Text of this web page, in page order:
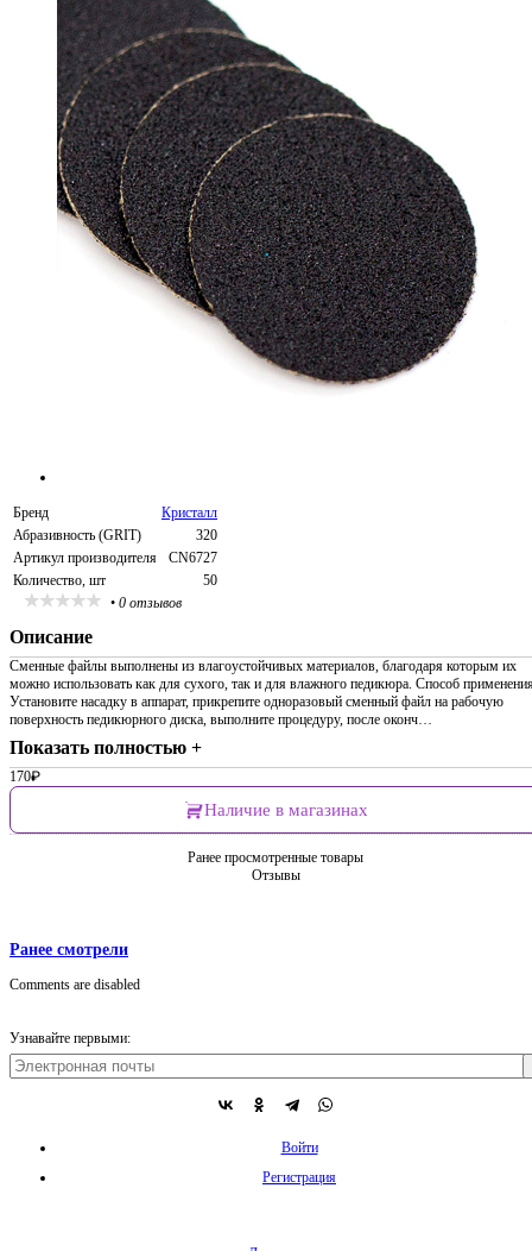
Бренд
Кристалл
Абразивность (GRIT)
320
Артикул производителя
CN6727
Количество, шт
50
• 0 отзывов
Описание
Сменные файлы выполнены из влагоустойчивых материалов, благодаря которым их
можно использовать как для сухого, так и для влажного педикюра. Способ
Установите насадку в аппарат, прикрепите одноразовый сменный файл на рабочую
поверхность педикюрного диска, выполните процедуру, после оконч…
Показать полностью +
170₽
Наличие в магазинах
Ранее просмотренные товары
Отзывы
Ранее смотрели
Comments are disabled
Узнавайте первыми:
Войти
Регистрация